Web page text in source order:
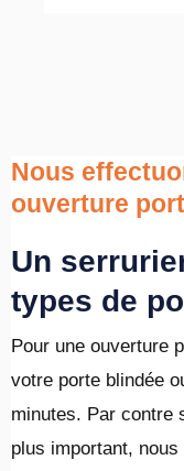
Nous
ouverture
Un
types de
Pour une ouverture
votre porte blindée
minutes. Par contre
plus important, nous